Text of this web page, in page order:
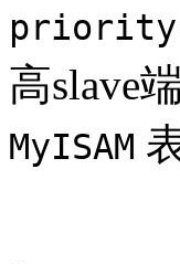
高slave
MyISAM